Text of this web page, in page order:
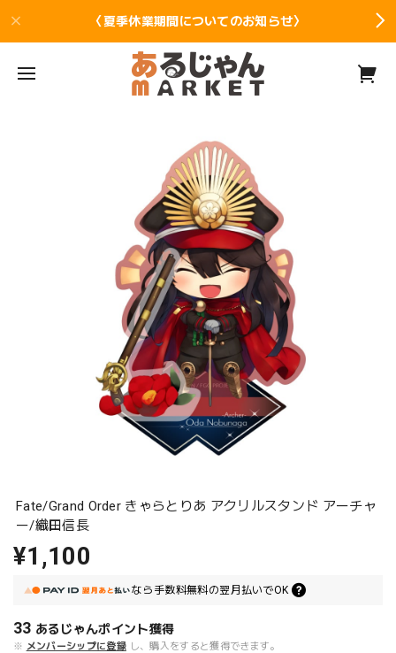
〈夏季休業期間についてのお知らせ〉
Fate/Grand Order きゃらとりあ アクリルスタンド アーチャ
ー/織田信長
¥1,100
なら 手数料無料の翌月払いでOK
33 あるじゃんポイント獲得
※ メンバーシップに登録 し、購入をすると獲得できます。